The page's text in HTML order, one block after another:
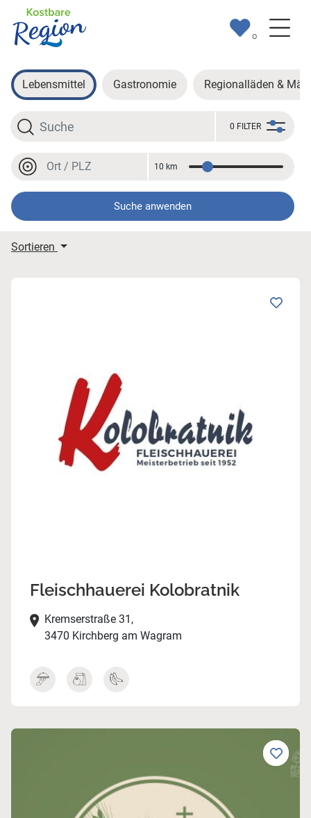
0
Lebensmittel Gastronomie Regionalläden &
Suche
0 FILTER
Ort oder PLZ
Entfernung
10 km
Suche anwenden
Meine Suchergebnisse
Sortieren
Fleischhauerei Kolobratnik
Kremserstraße 31,
3470 Kirchberg am Wagram